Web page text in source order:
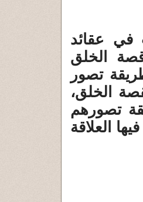
في عقائد
الخلق
تصور
الخلق،
تصورهم
العلاقة